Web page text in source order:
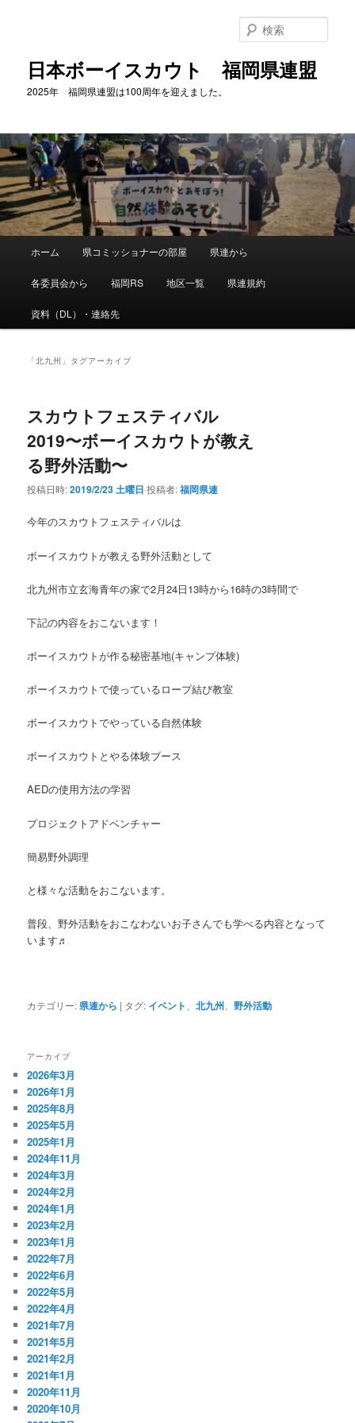
へ
移
動
移
動
日本ボーイスカウト 福岡県連盟
2025年 福岡県連盟は100周年を迎えました。
索
ュ
ホーム 県コミッショナーの部屋 県連から
各委員会から 福岡RS 地区一覧 県連規約
資料（DL）・連絡先
「北九州 」タグアーカイブ
スカウトフェスティバル
2019〜ボーイスカウトが教え
る野外活動〜
投稿日時:2019/2/23 土曜日 投稿者:福岡県連
今年のスカウトフェスティバルは
ボーイスカウトが教える野外活動として
北九州市立玄海青年の家で2月24日13時から16時の3時間で
下記の内容をおこないます！
ボーイスカウトが作る秘密基地(キャンプ体験)
ボーイスカウトで使っているロープ結び教室
ボーイスカウトでやっている自然体験
ボーイスカウトとやる体験ブース
AEDの使用方法の学習
プロジェクトアドベンチャー
簡易野外調理
と様々な活動をおこないます。
普段、野外活動をおこなわないお子さんでも学べる内容となって
います♬
カテゴリー:県連から | タグ: イベント 、北九州 、野外活動
アーカイブ
2026年3月
2026年1月
2025年8月
2025年5月
2025年1月
2024年11月
2024年3月
2024年2月
2024年1月
2023年2月
2023年1月
2022年7月
2022年6月
2022年5月
2022年4月
2021年7月
2021年5月
2021年2月
2021年1月
2020年11月
2020年10月